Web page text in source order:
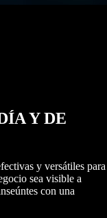
Y DE
y versátiles para
sea visible a
con una